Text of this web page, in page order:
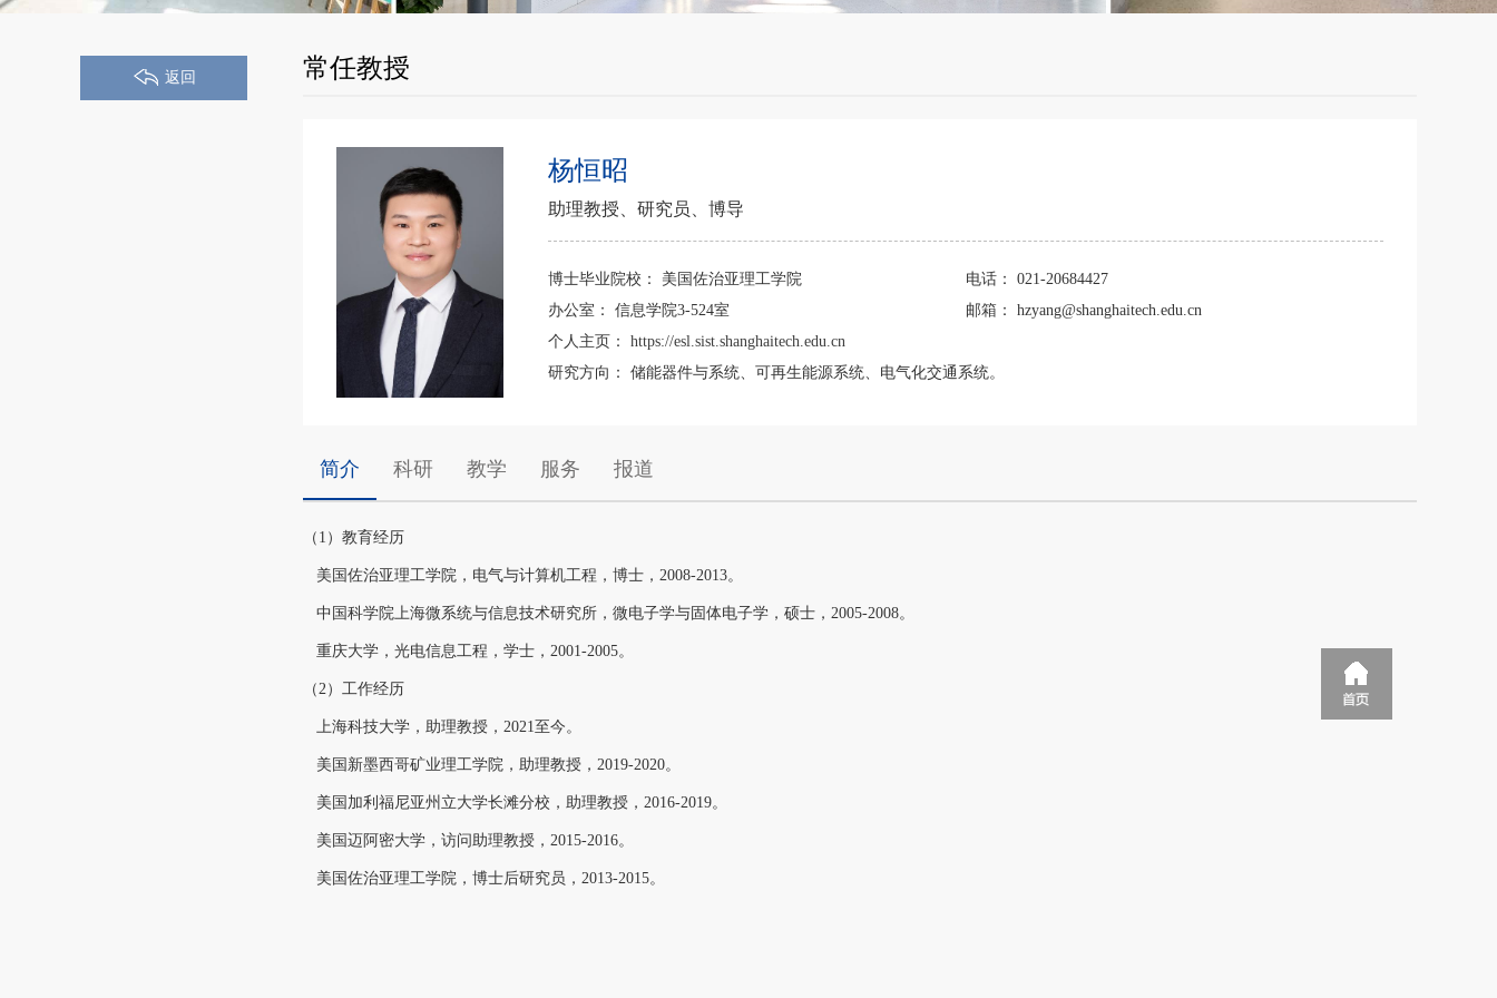
返回 常任教授
杨恒昭
助理教授、研究员、博导
博士毕业院校： 美国佐治亚理工学院 电话： 021-20684427
办公室： 信息学院3-524室 邮箱： hzyang@shanghaitech.edu.cn
个人主页： https://esl.sist.shanghaitech.edu.cn
研究方向： 储能器件与系统、可再生能源系统、电气化交通系统。
简介 科研 教学 服务 报道
（1）教育经历
美国佐治亚理工学院，电气与计算机工程，博士，2008-2013。
中国科学院上海微系统与信息技术研究所，微电子学与固体电子学，硕士，2005-2008。
重庆大学，光电信息工程，学士，2001-2005。
（2）工作经历
上海科技大学，助理教授，2021至今。
美国新墨西哥矿业理工学院，助理教授，2019-2020。
美国加利福尼亚州立大学长滩分校，助理教授，2016-2019。
美国迈阿密大学，访问助理教授，2015-2016。
美国佐治亚理工学院，博士后研究员，2013-2015。